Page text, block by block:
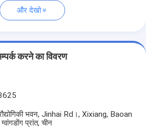
और देखो
करने का विवरण
भवन, Jinhai Rd।, Xixiang, Baoan
प्रांत, चीन